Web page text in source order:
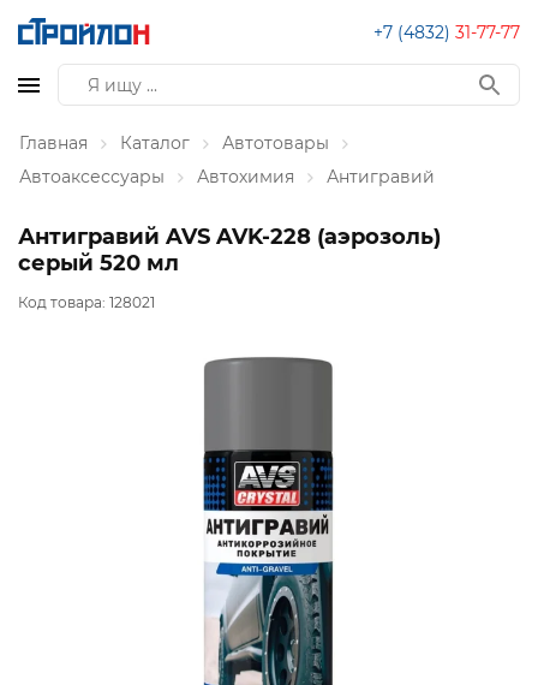
+7 (4832) 31-77-77
Главная Каталог
Автотовары
Автоаксессуары
Автохимия Антигравий
Антигравий AVS AVK-228 (аэрозоль)
серый 520 мл
Код товара: 128021